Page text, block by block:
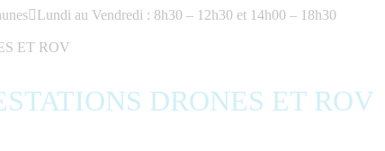
Lundi au Vendredi : 8h30 – 12h30 et 14h00 – 18h30
ET ROV
DRONES ET ROV